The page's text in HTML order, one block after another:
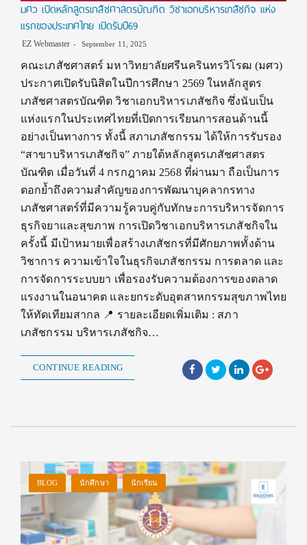
มศว เปิดหลักสูตรเภสัชศาสตรบัณฑิต วิชาเอกบริหารเภสัชกิจ แห่ง
แรกของประเทศไทย เปิดรับปี69
EZ Webmaster September 11, 2025
คณะเภสัชศาสตร์ มหาวิทยาลัยศรีนครินทรวิโรฒ (มศว)
ประกาศเปิดรับนิสิตในปีการศึกษา 2569 ในหลักสูตร
เภสัชศาสตรบัณฑิต วิชาเอกบริหารเภสัชกิจ ซึ่งนับเป็น
แห่งแรกในประเทศไทยที่เปิดการเรียนการสอนด้านนี้
อย่างเป็นทางการ ทั้งนี้ สภาเภสัชกรรม ได้ให้การรับรอง
“สาขาบริหารเภสัชกิจ” ภายใต้หลักสูตรเภสัชศาสตร
บัณฑิต เมื่อวันที่ 4 กรกฎาคม 2568 ที่ผ่านมา ถือเป็นการ
ตอกย้ำถึงความสำคัญของการพัฒนาบุคลากรทาง
เภสัชศาสตร์ที่มีความรู้ควบคู่กับทักษะการบริหารจัดการ
ธุรกิจยาและสุขภาพ การเปิดวิชาเอกบริหารเภสัชกิจใน
ครั้งนี้ มีเป้าหมายเพื่อสร้างเภสัชกรที่มีศักยภาพทั้งด้าน
วิชาการ ความเข้าใจในธุรกิจเภสัชกรรม การตลาด และ
การจัดการระบบยา เพื่อรองรับความต้องการของตลาด
แรงงานในอนาคต และยกระดับอุตสาหกรรมสุขภาพไทย
ให้ทัดเทียมสากล 📍 รายละเอียดเพิ่มเติม : สภา
เภสัชกรรม บริหารเภสัชกิจ…
CONTINUE READING
BLOG นักศึกษา นักเรียน